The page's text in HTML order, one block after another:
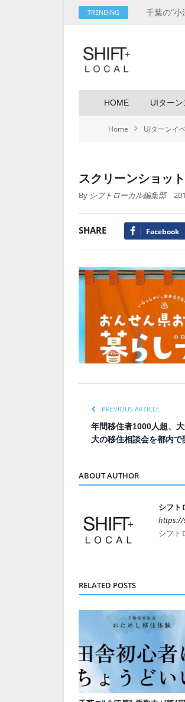
TRENDING
HOME UIター
Home UIターンイ
スクリーンショッ
By シフトローカル編集部
SHARE Facebook
PREVIOUS ARTICLE
年間移住者1000人超、
大の移住相談会を都内で
ABOUT AUTHOR
シフト
https://
シフト
RELATED POSTS